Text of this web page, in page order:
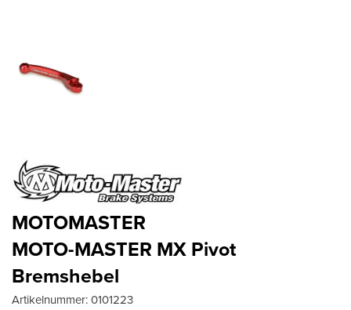
MOTOMASTER
MOTO-MASTER MX Pivot
Bremshebel
Artikelnummer:0101223